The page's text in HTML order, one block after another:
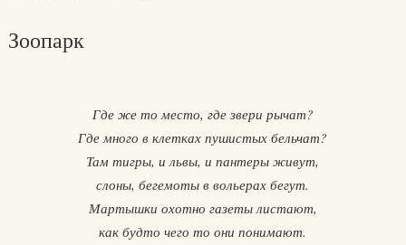
Зоопарк
Где же то место, где звери рычат?
Где много в клетках пушистых бельчат?
Там тигры, и львы, и пантеры живут,
слоны, бегемоты в вольерах бегут.
Мартышки охотно газеты листают,
как будто чего то они понимают.